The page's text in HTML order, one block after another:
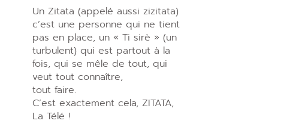
Un Zitata (appelé aussi zizitata)
c’est une personne qui ne tient
pas en place, un « Ti sirè » (un
turbulent) qui est partout à la
fois, qui se mêle de tout, qui
veut tout connaître,
tout faire.
C’est exactement cela, ZITATA,
La Télé !